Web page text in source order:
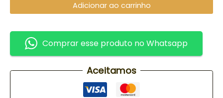
Adicionar ao carrinho
Comprar esse produto no Whatsapp
Aceitamos